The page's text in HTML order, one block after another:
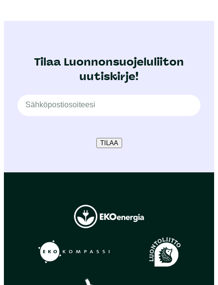
Tilaa Luonnonsuojeluliiton
uutiskirje!
TILAA